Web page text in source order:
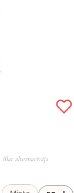
illat alternatívája